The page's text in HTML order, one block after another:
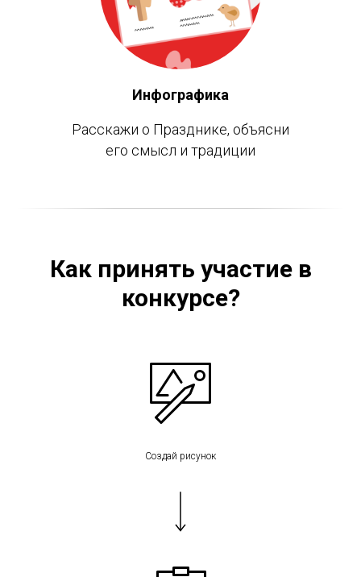
Инфографика
Расскажи о Празднике, объясни
его смысл и традиции
Как принять участие в
конкурсе?
Создай рисунок